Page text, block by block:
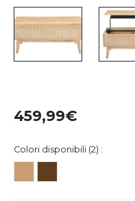
459,99
Colori disponibili (2) :